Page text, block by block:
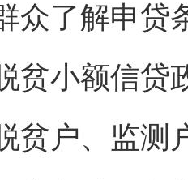
众了解申贷
贫小额信贷
贫户、监测